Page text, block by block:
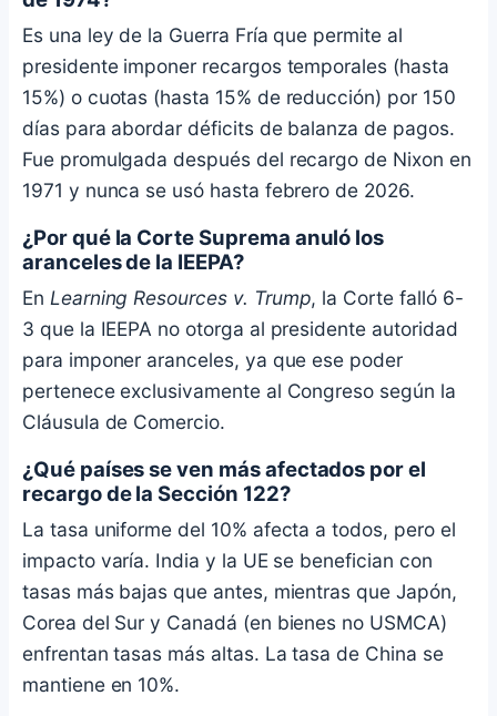
Es una ley de la Guerra Fría que permite al
presidente imponer recargos temporales (hasta
15%) o cuotas (hasta 15% de reducción) por 150
días para abordar déficits de balanza de pagos.
Fue promulgada después del recargo de Nixon en
1971 y nunca se usó hasta febrero de 2026.
¿Por qué la Corte Suprema anuló los
aranceles de la IEEPA?
En Learning Resources v. Trump, la Corte falló 6-
3 que la IEEPA no otorga al presidente autoridad
para imponer aranceles, ya que ese poder
pertenece exclusivamente al Congreso según la
Cláusula de Comercio.
¿Qué países se ven más afectados por el
recargo de la Sección 122?
La tasa uniforme del 10% afecta a todos, pero el
impacto varía. India y la UE se benefician con
tasas más bajas que antes, mientras que Japón,
Corea del Sur y Canadá (en bienes no USMCA)
enfrentan tasas más altas. La tasa de China se
mantiene en 10%.